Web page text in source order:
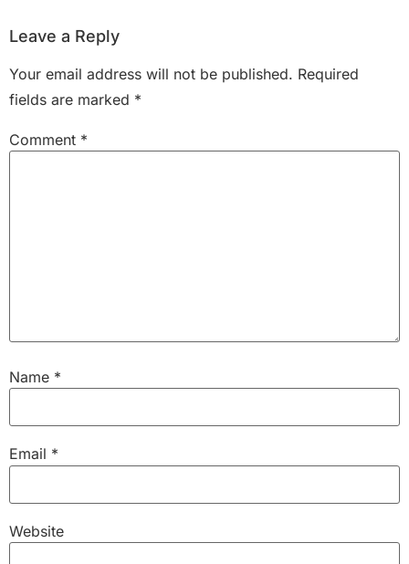
Leave a Reply
Your email address will not be published. Required
fields are marked *
Comment *
Name *
Email *
Website